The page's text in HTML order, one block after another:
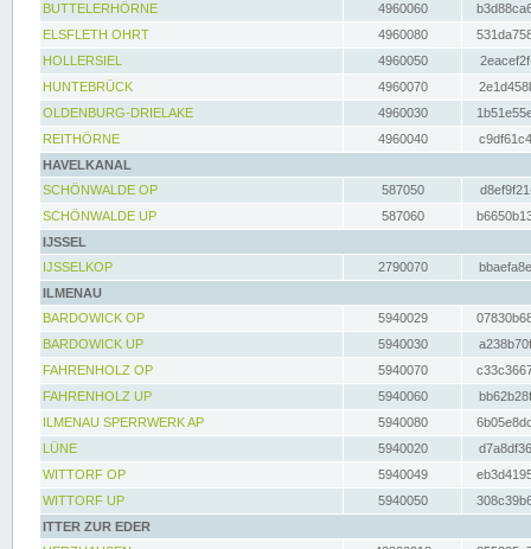
BUTTELERHÖRNE
4960060
ELSFLETH OHRT
4960080
HOLLERSIEL
4960050
HUNTEBRÜCK
4960070
OLDENBURG-DRIELAKE
4960030
REITHÖRNE
4960040
HAVELKANAL
SCHÖNWALDE OP
587050
SCHÖNWALDE UP
587060
IJSSEL
IJSSELKOP
2790070
ILMENAU
BARDOWICK OP
5940029
BARDOWICK UP
5940030
FAHRENHOLZ OP
5940070
FAHRENHOLZ UP
5940060
ILMENAU SPERRWERK AP
5940080
LÜNE
5940020
WITTORF OP
5940049
WITTORF UP
5940050
ITTER ZUR EDER